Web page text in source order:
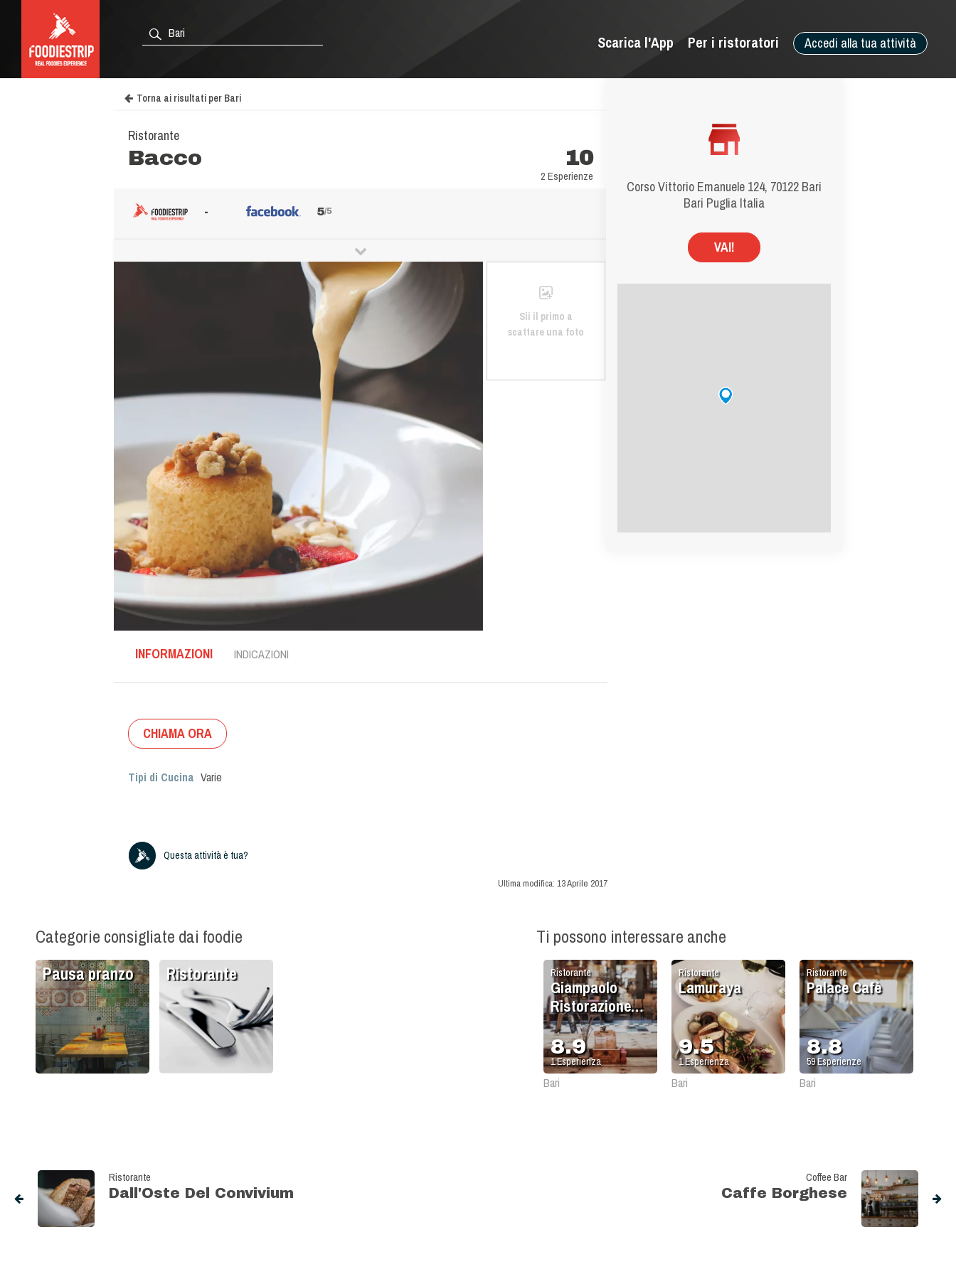
Accedi alla tua attività
Per i ristoratori
Scarica l'App
Corso Vittorio Emanuele 124, 70122 Bari
Bari Puglia Italia
VAI!
Torna ai risultati per Bari
Ristorante
Bacco 10
2 Esperienze
- 5/5
Sii il primo a
scattare una foto
INFORMAZIONI INDICAZIONI
CHIAMA ORA
Tipi di Cucina Varie
Questa attività è tua?
Ultima modifica: 13 Aprile 2017
Categorie consigliate dai foodie
Pausa pranzo Ristorante
Ti possono interessare anche
Ristorante
Palace Cafè
8.8
59Esperienze
Bari
Ristorante
Lamuraya
9.5
1Esperienza
Bari
Ristorante
Giampaolo
Ristorazione
sas
8.9
1Esperienza
Bari
Ristorante
Dall'Oste Del Convivium
Coffee Bar
Caffe Borghese